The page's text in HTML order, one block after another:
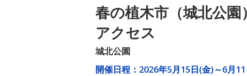
春の植木市（城北公園
アクセス
城北公園
開催日程： 2026年5月15日(金)～6月